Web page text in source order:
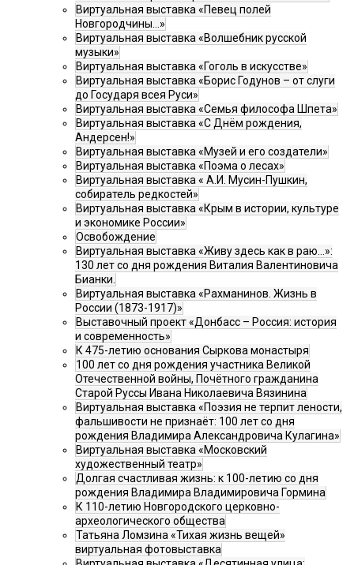
Виртуальная выставка «Певец полей
Новгородчины…»
Виртуальная выставка «Волшебник русской
музыки»
Виртуальная выставка «Гоголь в искусстве»
Виртуальная выставка «Борис Годунов – от слуги
до Государя всея Руси»
Виртуальная выставка «Семья философа Шпета»
Виртуальная выставка «С Днём рождения,
Андерсен!»
Виртуальная выставка «Музей и его создатели»
Виртуальная выставка «Поэма о лесах»
Виртуальная выставка « А.И. Мусин-Пушкин,
собиратель редкостей»
Виртуальная выставка «Крым в истории, культуре
и экономике России»
Освобождение
Виртуальная выставка «Живу здесь как в раю…»:
130 лет со дня рождения Виталия Валентиновича
Бианки.
Виртуальная выставка «Рахманинов. Жизнь в
России (1873-1917)»
Выставочный проект «Донбасс – Россия: история
и современность»
К 475-летию основания Сыркова монастыря
100 лет со дня рождения участника Великой
Отечественной войны, Почётного гражданина
Старой Руссы Ивана Николаевича Вязинина
Виртуальная выставка «Поэзия не терпит лености,
фальшивости не признаёт: 100 лет со дня
рождения Владимира Александровича Кулагина»
Виртуальная выставка «Московский
художественный театр»
Долгая счастливая жизнь: к 100-летию со дня
рождения Владимира Владимировича Гормина
К 110-летию Новгородского церковно-
археологического общества
Татьяна Ломзина «Тихая жизнь вещей»
виртуальная фотовыставка